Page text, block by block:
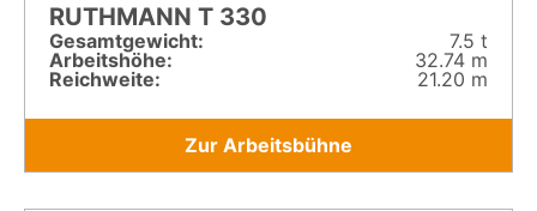
RUTHMANN T 330
Gesamt­gewicht:
7.5 t
Arbeitshöhe:
32.74 m
Reichweite:
21.20 m
Zur Arbeitsbühne